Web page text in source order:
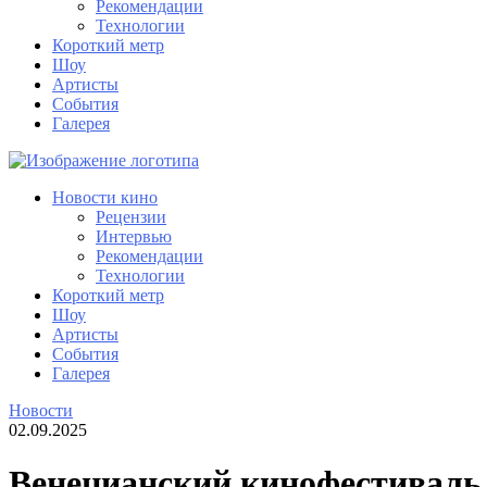
Рекомендации
Технологии
Короткий метр
Шоу
Артисты
События
Галерея
Новости кино
Рецензии
Интервью
Рекомендации
Технологии
Короткий метр
Шоу
Артисты
События
Галерея
Новости
02.09.2025